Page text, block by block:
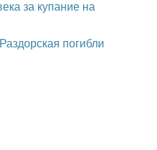
за купание на
погибли
фонтан